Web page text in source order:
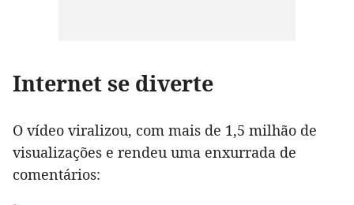
Internet se diverte
O vídeo viralizou, com mais de 1,5 milhão de
visualizações e rendeu uma enxurrada de
comentários: